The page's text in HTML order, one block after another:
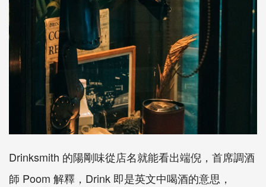
Drinksmith 的陽剛味從店名就能看出端倪，首席調酒
師 Poom 解釋， Drink 即是英文中喝酒的意思，